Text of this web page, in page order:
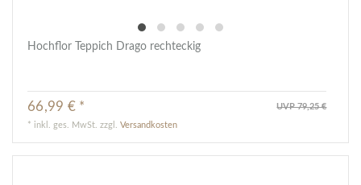
Hochflor Teppich Drago rechteckig
UVP 79,25 €
66,99 € *
* inkl. ges. MwSt. zzgl.Versandkosten